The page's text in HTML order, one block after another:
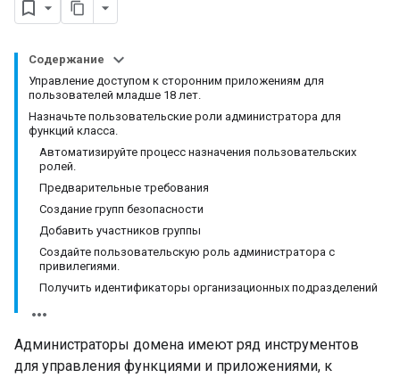
Содержание
Управление доступом к сторонним приложениям для
пользователей младше 18 лет.
Назначьте пользовательские роли администратора для
функций класса.
Автоматизируйте процесс назначения пользовательских
ролей.
Предварительные требования
Создание групп безопасности
Добавить участников группы
Создайте пользовательскую роль администратора с
привилегиями.
Получить идентификаторы организационных подразделений
Администраторы домена имеют ряд инструментов
для управления функциями и приложениями, к